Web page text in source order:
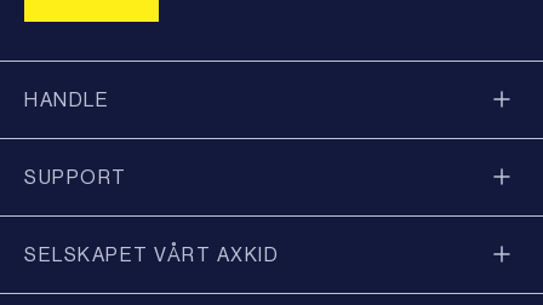
HANDLE
SUPPORT
SELSKAPET VÅRT AXKID